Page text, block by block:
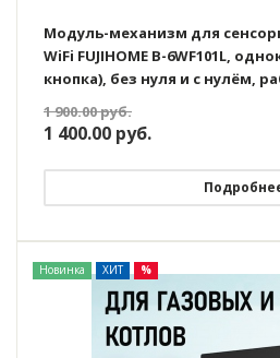
Модуль-механизм для
WiFi FUJIHOME B-6WF101L,
кнопка), без нуля и с нулём,
1 900.00руб.
1 400.00 руб.
Новинка ХИТ %